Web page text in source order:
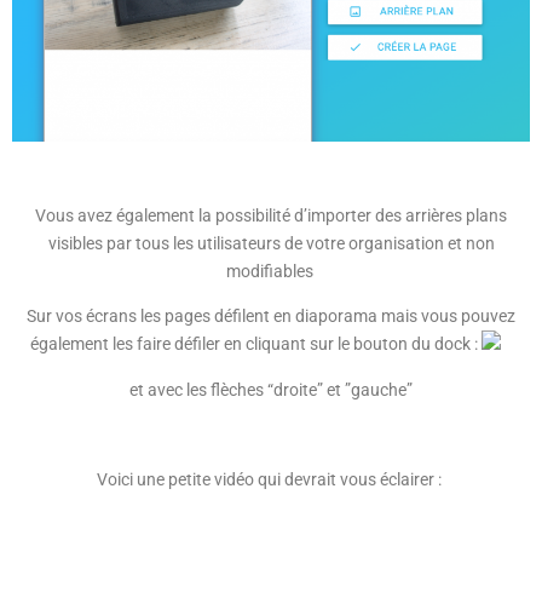
Vous avez également la possibilité d’importer des arrières plans
visibles par tous les utilisateurs de votre organisation et non
modifiables
Sur vos écrans les pages défilent en diaporama mais vous pouvez
également les faire défiler en cliquant sur le bouton du dock :
et avec les flèches “droite” et ”gauche”
Voici une petite vidéo qui devrait vous éclairer :